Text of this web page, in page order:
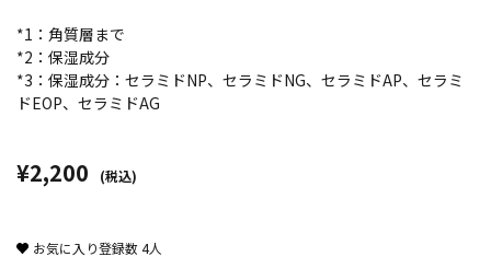
*1：角質層まで
*2：保湿成分
*3：保湿成分：セラミドNP、セラミドNG、セラミドAP、セラミ
ドEOP、セラミドAG
¥2,200 (税込)
お気に入り登録数4人